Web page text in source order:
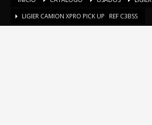
LIGIER CAMION XPRO PICK UP REF C3BSS